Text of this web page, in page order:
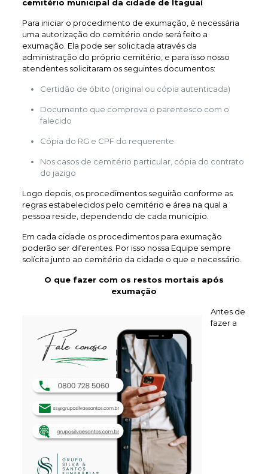
cemitério municipal da cidade de Itaguaí
Para iniciar o procedimento de exumação, é necessária
uma autorização do cemitério onde será feito a
exumação. Ela pode ser solicitada através da
administração do próprio cemitério, e para isso nosso
atendentes solicitaram os seguintes documentos:
Certidão de óbito (original ou cópia autenticada)
Documento que comprova o parentesco com o
falecido
Cópia do RG e CPF do requerente
Nos casos de cemitério particular, cópia do contrato
do jazigo
Logo depois, os procedimentos seguirão conforme as
regras estabelecidos pelo cemitério e área na qual a
pessoa reside, dependendo de cada município.
Em cada cidade os procedimentos para exumação
poderão ser diferentes. Por isso nossa Equipe sempre
solícita junto ao cemitério da cidade o que e necessário.
O que fazer com os restos mortais após
exumação
Antes de
fazer a